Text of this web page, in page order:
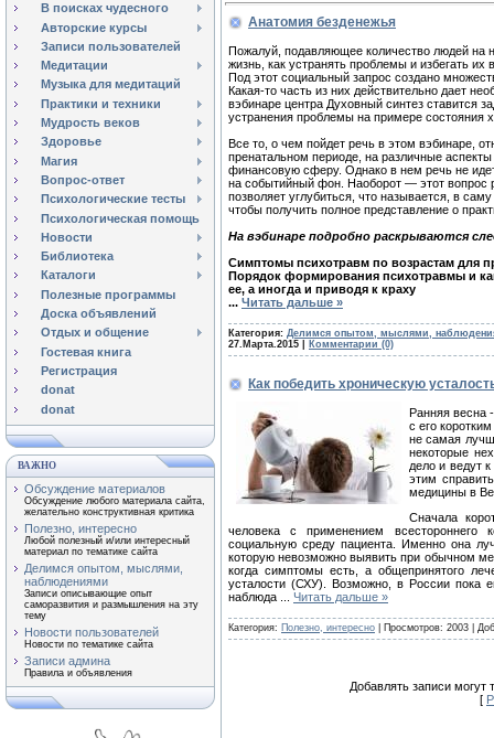
В поисках чудесного
Авторские курсы
Записи пользователей
Медитации
Музыка для медитаций
Практики и техники
Мудрость веков
Здоровье
Магия
Вопрос-ответ
Психологические тесты
Психологическая помощь
Новости
Библиотека
Каталоги
Полезные программы
Доска объявлений
Отдых и общение
Гостевая книга
Регистрация
donat
donat
ВАЖНО
Обсуждение материалов
Обсуждение любого материала сайта,
желательно конструктивная критика
Полезно, интересно
Любой полезный и/или интересный
материал по тематике сайта
Делимся опытом, мыслями,
наблюдениями
Записи описывающие опыт
саморазвития и размышления на эту
тему
Новости пользователей
Новости по тематике сайта
Записи админа
Правила и объявления
Анатомия безденежья
Пожалуй, подавляющее количество людей на
жизнь, как устранять проблемы и избегать
Под этот социальный запрос создано
Какая-то часть из них действительно дает
вэбинаре центра Духовный синтез ставится
устранения проблемы на примере состояния
Все то, о чем пойдет речь в этом вэбинаре,
пренатальном периоде, на различные
финансовую сферу. Однако в нем речь не
на событийный фон. Наоборот — этот вопрос
позволяет углубиться, что называется, в
чтобы получить полное представление о
На вэбинаре подробно раскрываются
Симптомы психотравм по возрастам для
Порядок формирования психотравмы и
ее, а иногда и приводя к краху
... Читать дальше »
Категория: Делимся опытом, мыслями,
27.Марта.2015
Комментарии (0)
Как победить хроническую
Ранняя весна
с его
не самая
некоторые
дело и ведут
этим
медицины в
Сначала
человека с применением всестороннего
социальную среду пациента. Именно она
которую невозможно выявить при обычном
когда симптомы есть, а общепринятого
усталости (СХУ). Возможно, в России пока
наблюда
Читать дальше »
Категория: Полезно, интересно | Просмотров: 2003 |
Добавлять записи могут
[